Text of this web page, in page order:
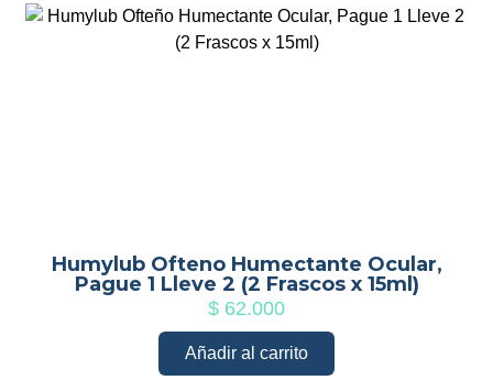
Humylub Ofteno Humectante Ocular,
Pague 1 Lleve 2 (2 Frascos x 15ml)
$ 62.000
Añadir al carrito